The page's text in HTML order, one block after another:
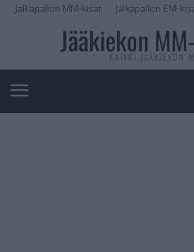
Jalkapallon MM-kisat Jalkapallon EM-
Jääkiekon
KAIKKI JÄÄKIEKON